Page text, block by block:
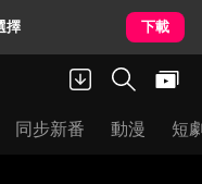
擇 下載
同步新番 動漫 短